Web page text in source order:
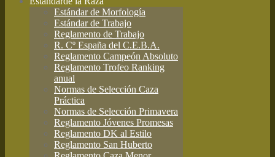
Estándar de Morfología
Estándar de Trabajo
Reglamento de Trabajo
R. Cº España del C.E.B.A.
Reglamento Campeón Absoluto
Reglamento Trofeo Ranking
anual
Normas de Selección Caza
Práctica
Normas de Selección Primavera
Reglamento Jóvenes Promesas
Reglamento DK al Estilo
Reglamento San Huberto